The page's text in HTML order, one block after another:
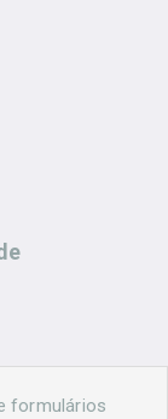
formulários